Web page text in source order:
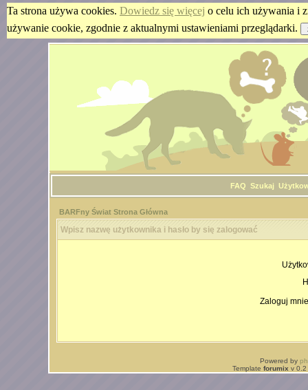
Ta strona używa cookies. Dowiedz się więcej o celu ich używania i
używanie cookie, zgodnie z aktualnymi ustawieniami przeglądarki.
FAQ Szukaj
BARFny Świat Strona Główna
Wpisz nazwę użytkownika i hasło by się zalogować
Zaloguj
Powered by
Template forumix v 0.2